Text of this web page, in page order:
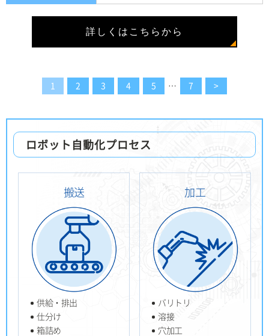
詳しくはこちらから
1 2 3 4 5 … 7 >
ロボット自動化プロセス
搬送
供給・排出
仕分け
箱詰め
加工
バリトリ
溶接
穴加工